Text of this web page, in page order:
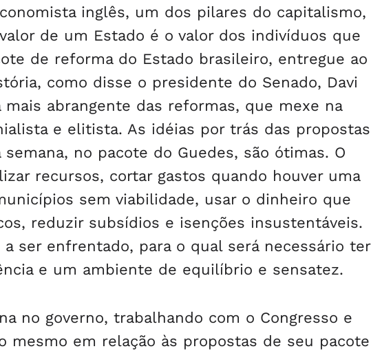
inglês, um dos pilares do capitalismo,
de um Estado é o valor dos indivíduos que
de reforma do Estado brasileiro, entregue ao
como disse o presidente do Senado, Davi
abrangente das reformas, que mexe na
e elitista. As idéias por trás das propostas
no pacote do Guedes, são ótimas. O
recursos, cortar gastos quando houver uma
sem viabilidade, usar o dinheiro que
reduzir subsídios e isenções insustentáveis.
ser enfrentado, para o qual será necessário ter
e um ambiente de equilíbrio e sensatez.
no governo, trabalhando com o Congresso e
mesmo em relação às propostas de seu pacote